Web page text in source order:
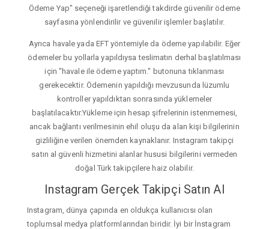
Ödeme Yap" seçeneği işaretlendiği takdirde güvenilir ödeme
sayfasına yönlendirilir ve güvenilir işlemler başlatılır.
Ayrıca havale yada EFT yöntemiyle da ödeme yapılabilir. Eğer
ödemeler bu yollarla yapıldıysa teslimatın derhal başlatılması
için "havale ile ödeme yaptım." butonuna tıklanması
gerekecektir. Ödemenin yapıldığı mevzusunda lüzumlu
kontroller yapıldıktan sonrasında yüklemeler
başlatılacaktır.Yükleme için hesap şifrelerinin istenmemesi,
ancak bağlantı verilmesinin ehil oluşu da alan kişi bilgilerinin
gizliliğine verilen önemden kaynaklanır. Instagram takipçi
satın al güvenli hizmetini alanlar hususi bilgilerini vermeden
doğal Türk takipçilere haiz olabilir.
Instagram Gerçek Takipçi Satın Al
Instagram, dünya çapında en oldukça kullanıcısı olan
toplumsal medya platformlarından biridir. İyi bir İnstagram